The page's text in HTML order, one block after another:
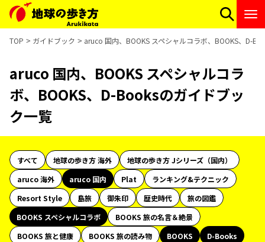
TOP ガイドブック aruco 国内、BOOKS スペシャルコラボ、BOOKS、D-
aruco 国内、BOOKS スペシャルコラ
ボ、BOOKS、D-Booksのガイドブッ
ク一覧
すべて 地球の歩き方 海外
地球の歩き方 Jシリーズ（国内）
aruco 海外
aruco 国内 Plat
ランキング&テクニック
Resort Style
島旅 御朱印 歴史時代
旅の図鑑
BOOKS スペシャルコラボ
BOOKS 旅の名言＆絶景
BOOKS 旅と健康
BOOKS 旅の読み物 BOOKS
D-Books